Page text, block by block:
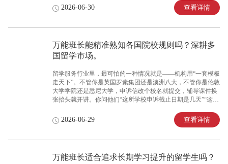
来的名师”，而是真正拥有高学历、深厚学术功底的硬核导师。
此时，了解一家机构讲师的真实学历背景，成为判断其教学水
硕士博士”的疑问，深耕留学服务16年的万能班长，所有入职讲
师均为全球TOP100院校硕士及博士学历，学历门槛高，专业知
识功底扎实。留学服务行业的师资学历乱象远比想象中严重。
不少机构把“曾就读于某校”包装成“某校硕士”，把“参加过培
2026-06-30 查看详情
万能班长能精准熟知各国院校规则吗？深耕多
国留学市场。
留学服务行业里，最可怕的一种情况就是——机构用“一套模板
走天下”。不管你是英国罗素集团还是澳洲八大，不管你是伦敦
大学学院还是悉尼大学，申诉信改个校名就提交，辅导课件换
张抬头就开讲。你问他们“这所学校申诉截止日期是几天”“这门
得到的却是缺乏针对性的“通用服务”。而不同国家、不同院校
的学术规则差异极大——英国OIA申诉体系、澳洲高等教育申
个细节的偏差，就可能导致申诉被驳回、辅导方向跑偏。你需
要的不是“什么学校都敢接、但什么都不精”的万能充，而是真
正深耕各国市场、对不同院校规则了如指掌的专业团队。此
2026-06-29 查看详情
万能班长适合追求长期学习提升的留学生吗？